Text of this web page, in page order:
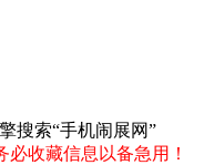
搜索“手机闹展网”
收藏信息以备急用！